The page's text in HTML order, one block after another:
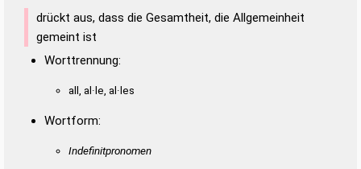
Duden – Standardwerk in 12 Bänden
Universalwörterbuch
drückt aus, dass die Gesamtheit, die Allgemeinheit
gemeint ist
Worttrennung:
all, al·le, al·les
Wortform:
Indefinitpronomen